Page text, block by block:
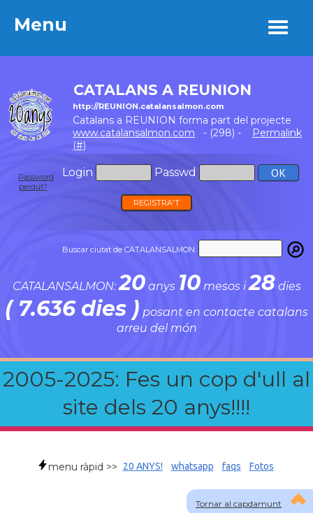
Menu
CATALANS A REUNION
http://REUNION.catalansalmon.com
Catalans a REUNION forma part del projecte
www.catalansalmon.com - (298) -
Permalink
(#)
Login Passwd
Password
perdut?
REGISTRA'T
Buscar ciutat de CATALANSALMON:
CATALANSALMON:20anys 10mesos i28 dies
( 7.636 dies ) posant en contacte catalans
arreu del món
2005-2025: Fes un cop d'ull al
site dels 20 anys!!!!
Menu
Tornar al capdamunt
menu ràpid >> 20 ANYS! whatsapp faqs Fotos